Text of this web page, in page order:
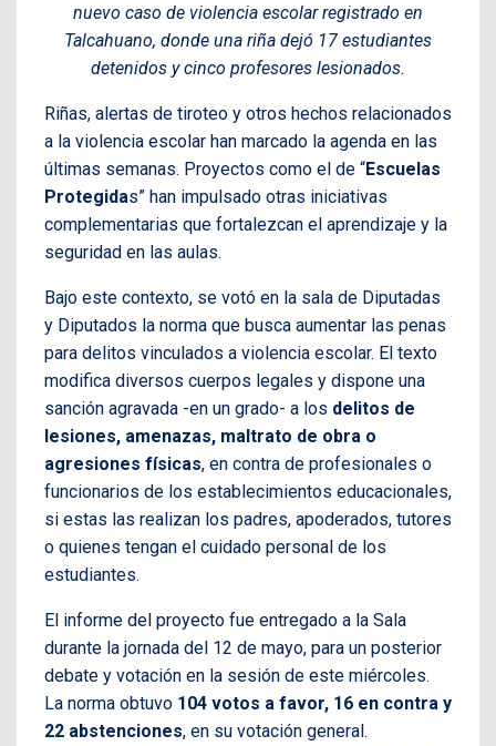
nuevo caso de violencia escolar registrado en
Talcahuano, donde una riña dejó 17 estudiantes
detenidos y cinco profesores lesionados.
Riñas, alertas de tiroteo y otros hechos relacionados
a la violencia escolar han marcado la agenda en las
últimas semanas. Proyectos como el de “Escuelas
Protegidas” han impulsado otras iniciativas
complementarias que fortalezcan el aprendizaje y la
seguridad en las aulas.
Bajo este contexto, se votó en la sala de Diputadas
y Diputados la norma que busca aumentar las penas
para delitos vinculados a violencia escolar. El texto
modifica diversos cuerpos legales y dispone una
sanción agravada -en un grado- a los delitos de
lesiones, amenazas, maltrato de obra o
agresiones físicas, en contra de profesionales o
funcionarios de los establecimientos educacionales,
si estas las realizan los padres, apoderados, tutores
o quienes tengan el cuidado personal de los
estudiantes.
El informe del proyecto fue entregado a la Sala
durante la jornada del 12 de mayo, para un posterior
debate y votación en la sesión de este miércoles.
La norma obtuvo 104 votos a favor, 16 en contra y
22 abstenciones, en su votación general.